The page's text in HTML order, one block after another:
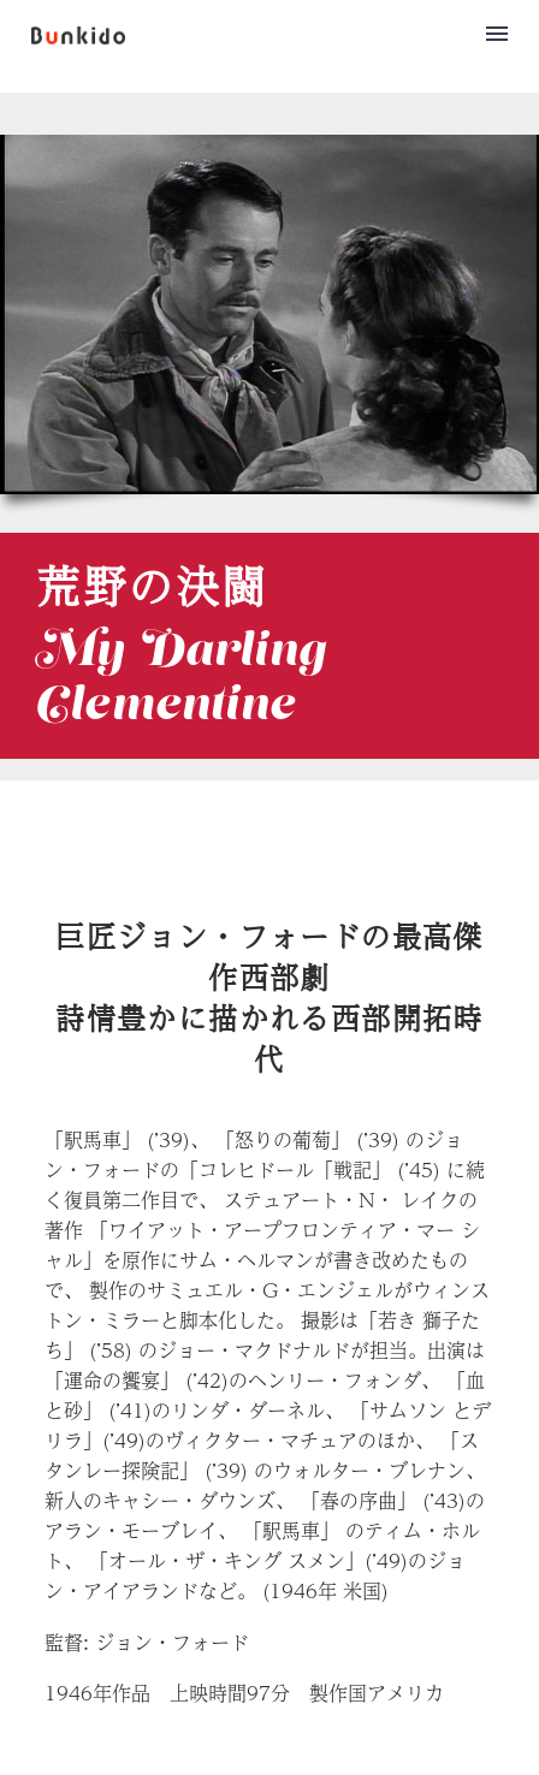
荒野の決闘
My Darling
Clementine
巨匠ジョン・フォードの最高傑
作西部劇
詩情豊かに描かれる西部開拓時
代
「駅馬車」 (’39)、 「怒りの葡萄」 (’39) のジョ
ン・フォードの「コレヒドール「戦記」 (’45) に続
く復員第二作目で、 ステュアート・N・ レイクの
著作 「ワイアット・アープフロンティア・マー シ
ャル」を原作にサム・ヘルマンが書き改めたもの
で、 製作のサミュエル・G・エンジェルがウィンス
トン・ミラーと脚本化した。 撮影は「若き 獅子た
ち」 (’58) のジョー・マクドナルドが担当。出演は
「運命の饗宴」 (’42)のヘンリー・フォンダ、 「血
と砂」 (’41)のリンダ・ダーネル、 「サムソン とデ
リラ」(’49)のヴィクター・マチュアのほか、 「ス
タンレー探険記」 (’39) のウォルター・ブレナン、
新人のキャシー・ダウンズ、 「春の序曲」 (’43)の
アラン・モーブレイ、 「駅馬車」 のティム・ホル
ト、 「オール・ザ・キング スメン」(’49)のジョ
ン・アイアランドなど。 (1946年 米国)
監督: ジョン・フォード
1946年作品 上映時間97分 製作国アメリカ